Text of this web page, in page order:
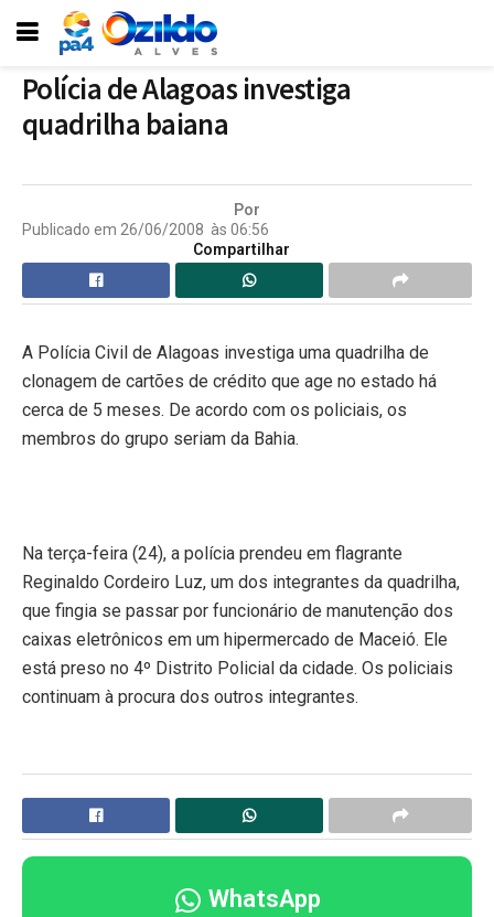
Polícia de Alagoas investiga
quadrilha baiana
Por
Publicado em 26/06/2008 às 06:56
Compartilhar
A Polícia Civil de Alagoas investiga uma quadrilha de
clonagem de cartões de crédito que age no estado há
cerca de 5 meses. De acordo com os policiais, os
membros do grupo seriam da Bahia.
Na terça-feira (24), a polícia prendeu em flagrante
Reginaldo Cordeiro Luz, um dos integrantes da quadrilha,
que fingia se passar por funcionário de manutenção dos
caixas eletrônicos em um hipermercado de Maceió. Ele
está preso no 4º Distrito Policial da cidade. Os policiais
continuam à procura dos outros integrantes.
WhatsApp